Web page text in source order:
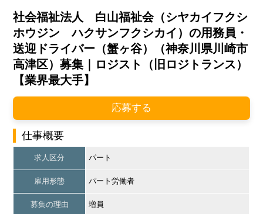
社会福祉法人 白山福祉会（シヤカイフクシ
ホウジン ハクサンフクシカイ）の用務員・
送迎ドライバー（蟹ヶ谷）（神奈川県川崎市
高津区）募集｜ロジスト（旧ロジトランス）
【業界最大手】
応募する
仕事概要
求人区分 パート
雇用形態 パート労働者
募集の理由 増員